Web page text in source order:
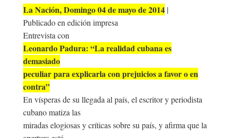
La Nación, Domingo 04 de mayo de 2014|
Publicado en edición impresa
Entrevista con
Leonardo Padura: “La realidad cubana es
demasiado
peculiar para explicarla con prejuicios a favor o en
contra”
En vísperas de su llegada al país, el escritor y periodista
cubano matiza las
miradas elogiosas y críticas sobre su país, y afirma que la